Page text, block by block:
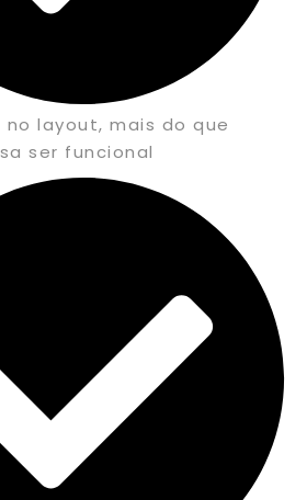
layout, mais do que
ser funcional